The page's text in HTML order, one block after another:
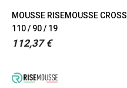
MOUSSE RISEMOUSSE CROSS
110 / 90 / 19
112,37 €